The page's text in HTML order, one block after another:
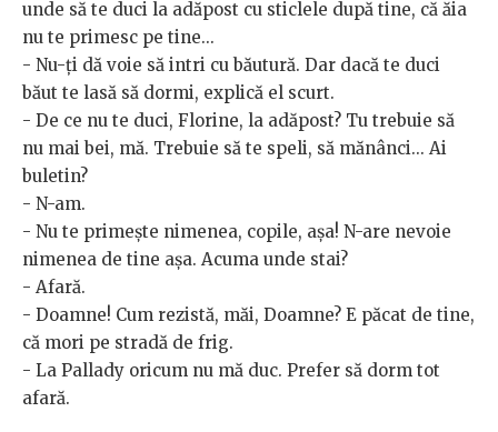
unde să te duci la adăpost cu sticlele după tine, că ăia
nu te primesc pe tine...
- Nu-ți dă voie să intri cu băutură. Dar dacă te duci
băut te lasă să dormi, explică el scurt.
- De ce nu te duci, Florine, la adăpost? Tu trebuie să
nu mai bei, mă. Trebuie să te speli, să mănânci... Ai
buletin?
- N-am.
- Nu te primește nimenea, copile, așa! N-are nevoie
nimenea de tine așa. Acuma unde stai?
- Afară.
- Doamne! Cum rezistă, măi, Doamne? E păcat de tine,
că mori pe stradă de frig.
- La Pallady oricum nu mă duc. Prefer să dorm tot
afară.